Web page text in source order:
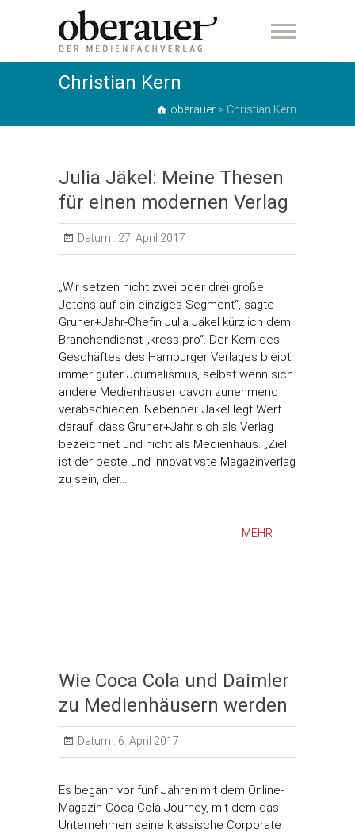
oberauer
Christian Kern
oberauer > Christian Kern
Julia Jäkel: Meine Thesen
für einen modernen Verlag
Datum : 27. April 2017
„Wir setzen nicht zwei oder drei große
Jetons auf ein einziges Segment“, sagte
Gruner+Jahr-Chefin Julia Jäkel kürzlich dem
Branchendienst „kress pro“. Der Kern des
Geschäftes des Hamburger Verlages bleibt
immer guter Journalismus, selbst wenn sich
andere Medienhäuser davon zunehmend
verabschieden. Nebenbei: Jäkel legt Wert
darauf, dass Gruner+Jahr sich als Verlag
bezeichnet und nicht als Medienhaus. „Ziel
ist der beste und innovativste Magazinverlag
zu sein, der…
MEHR
Wie Coca Cola und Daimler
zu Medienhäusern werden
Datum : 6. April 2017
Es begann vor fünf Jahren mit dem Online-
Magazin Coca-Cola Journey, mit dem das
Unternehmen seine klassische Corporate